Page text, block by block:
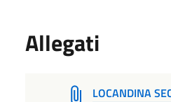
Allegati
LOCANDINA